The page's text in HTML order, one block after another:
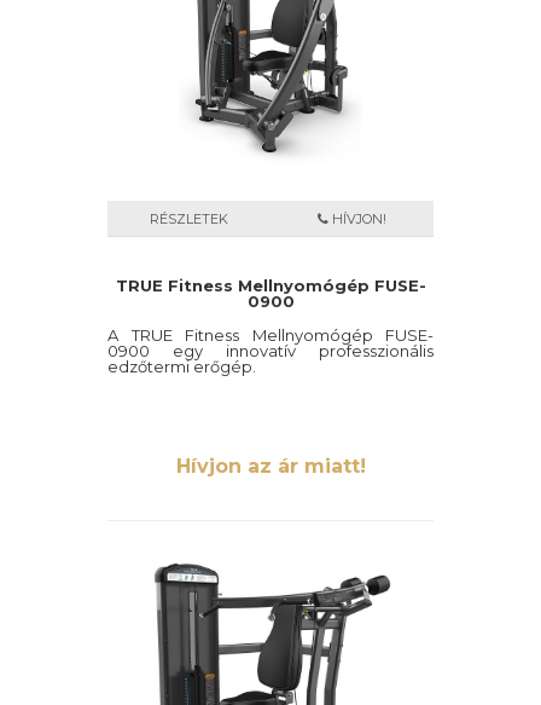
RÉSZLETEK HÍVJON!
TRUE Fitness Mellnyomógép FUSE-
0900
A TRUE Fitness Mellnyomógép FUSE-
0900 egy innovatív professzionális
edzőtermi erőgép.
Hívjon az ár miatt!